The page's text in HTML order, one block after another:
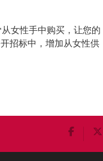
从女性手中购买，让您的
招标中，增加从女性供